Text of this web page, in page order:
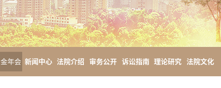
金年会 新闻中心 法院介绍 审务公开 诉讼指南 理论研究 法院文化